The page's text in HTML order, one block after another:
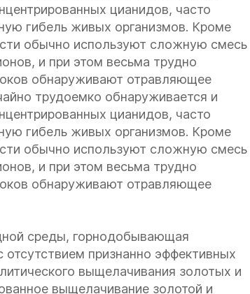
цианидов, часто
гибель живых организмов. Кроме
обычно используют сложную смесь
и при этом весьма трудно
обнаруживают отравляющее
трудоемко обнаруживается и
цианидов, часто
гибель живых организмов. Кроме
обычно используют сложную смесь
и при этом весьма трудно
обнаруживают отравляющее
среды, горнодобывающая
признанно эффективных
выщелачивания золотых и
выщелачивание золотой и